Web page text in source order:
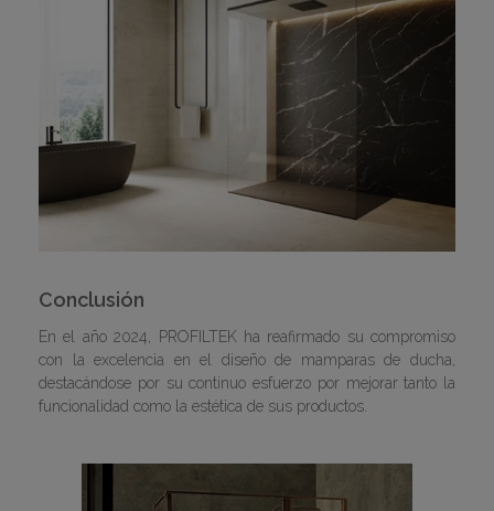
Conclusión
En el año 2024, PROFILTEK ha reafirmado su compromiso
con la excelencia en el diseño de mamparas de ducha,
destacándose por su continuo esfuerzo por mejorar tanto la
funcionalidad como la estética de sus productos.